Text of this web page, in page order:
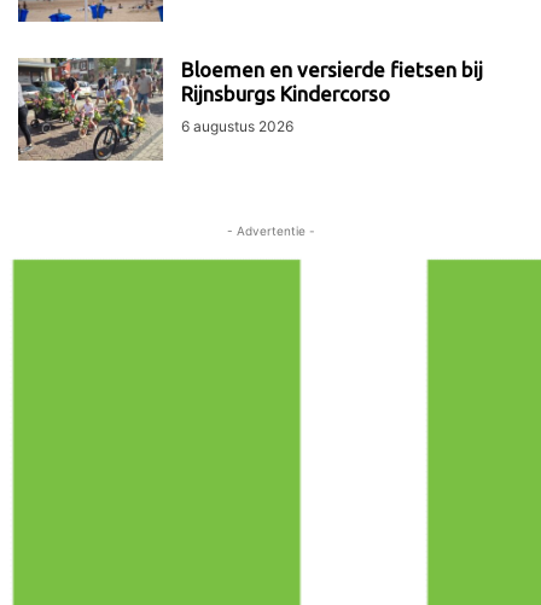
Bloemen en versierde fietsen bij
Rijnsburgs Kindercorso
6 augustus 2026
- Advertentie -